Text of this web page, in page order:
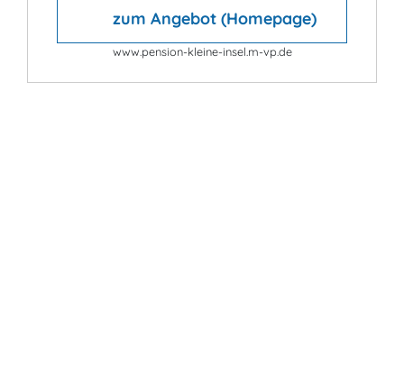
zum Angebot (Homepage)
www.pension-kleine-insel.m-vp.de